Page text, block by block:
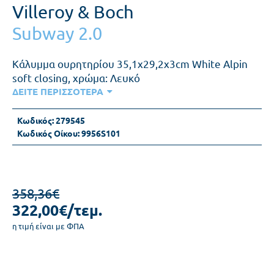
Villeroy & Boch
Subway 2.0
Κάλυμμα ουρητηρίου 35,1x29,2x3cm White Alpin
soft closing, χρώμα: Λευκό
ΔΕΙΤΕ ΠΕΡΙΣΣΟΤΕΡΑ
Κωδικός:279545
Κωδικός Οίκου:9956S101
358,36€
322,00€/τεμ.
η τιμή είναι με ΦΠΑ